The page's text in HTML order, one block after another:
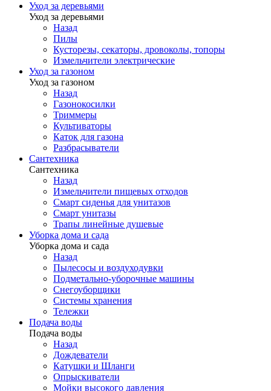
Уход за деревьями
Уход за деревьями
Назад
Пилы
Кусторезы, секаторы, дровоколы, топоры
Измельчители электрические
Уход за газоном
Уход за газоном
Назад
Газонокосилки
Триммеры
Культиваторы
Каток для газона
Разбрасыватели
Сантехника
Сантехника
Назад
Измельчители пищевых отходов
Смарт сиденья для унитазов
Смарт унитазы
Трапы линейные душевые
Уборка дома и сада
Уборка дома и сада
Назад
Пылесосы и воздуходувки
Подметально-уборочные машины
Снегоуборщики
Системы хранения
Тележки
Подача воды
Подача воды
Назад
Дождеватели
Катушки и Шланги
Опрыскиватели
Мойки высокого давления